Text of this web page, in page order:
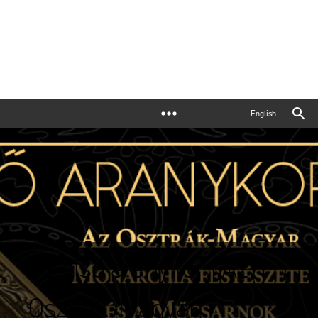
English
Az első aranykor | Az
Osztrák-Magyar